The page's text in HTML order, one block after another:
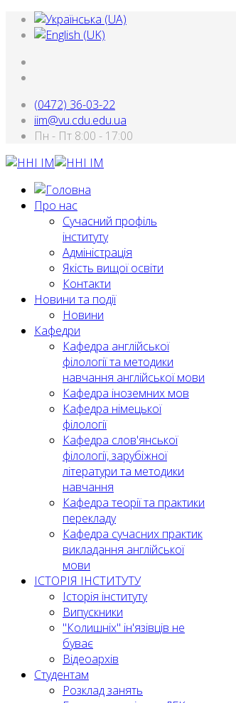
(0472) 36-03-22
iim@vu.cdu.edu.ua
Пн - Пт 8:00 - 17:00
Про нас
Сучасний профіль
інституту
Адміністрація
Якість вищої освіти
Контакти
Новини та події
Новини
Кафедри
Кафедра англійської
філології та методики
навчання англійської мови
Кафедра іноземних мов
Кафедра німецької
філології
Кафедра слов'янської
філології, зарубіжної
літератури та методики
навчання
Кафедра теорії та практики
перекладу
Кафедра сучасних практик
викладання англійської
мови
ІСТОРІЯ ІНСТИТУТУ
Історія інституту
Випускники
"Колишніх" ін'язівців не
буває
Відеоархів
Студентам
Розклад занять